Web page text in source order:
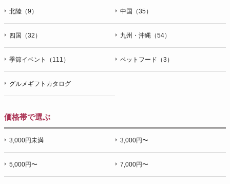
北陸（9） 中国（35）
四国（32） 九州・沖縄（54）
季節イベント（111） ペットフード（3）
グルメギフトカタログ
価格帯で選ぶ
3,000円未満 3,000円〜
5,000円〜 7,000円〜